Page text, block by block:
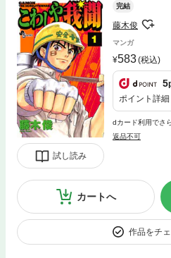
試し読み
完結
藤木俊
マンガ
583(税込)
5
ポイント詳細
dカード利用でさ
返品不可
カートへ
作品をチ